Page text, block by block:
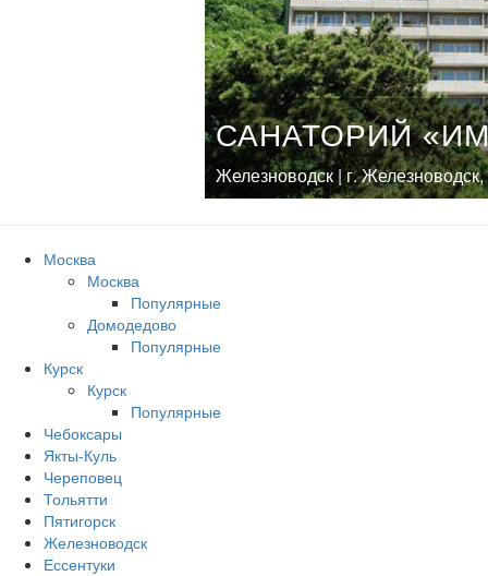
САНАТОРИЙ
Железноводск | г.
Москва
Москва
Популярные
Домодедово
Популярные
Курск
Курск
Популярные
Чебоксары
Якты-Куль
Череповец
Тольятти
Пятигорск
Железноводск
Ессентуки